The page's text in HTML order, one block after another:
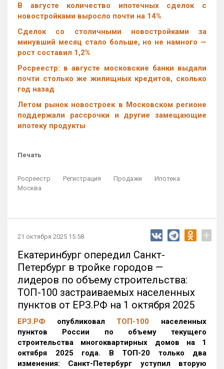
В августе количество ипотечных сделок с
новостройками выросло почти на 14%
Cделок со столичными новостройками за
минувший месяц стало больше, но не намного —
рост составил 1,2%
Росреестр: в августе московские банки выдали
почти столько же жилищных кредитов, сколько
год назад
Летом рынок новостроек в Московском регионе
поддержали рассрочки и другие замещающие
ипотеку продукты
Печать
Росреестр Регистрация Продажи
Ипотека
Москва
21 октября 2025 15:58 +
Екатеринбург опередил Санкт-
Петербург в тройке городов —
лидеров по объему строительства:
ТОП-100 застраиваемых населенных
пунктов от ЕРЗ.РФ на 1 октября 2025
ЕРЗ.РФ опубликовал ТОП-100 населенных
пунктов России по объему текущего
строительства многоквартирных домов на 1
октября 2025 года. В ТОП-20 только два
изменения: Санкт-Петербург уступил вторую